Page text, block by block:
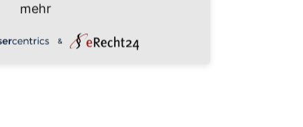
mehr
&